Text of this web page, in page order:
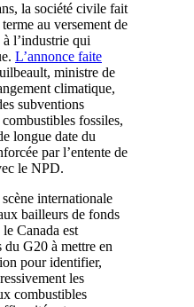
la société civile fait
au versement de
l’industrie qui
L’annonce faite
ministre de
climatique,
subventions
fossiles,
longue date du
par l’entente de
le NPD.
internationale
bailleurs de fonds
Canada est
du G20 à mettre en
pour identifier,
les
combustibles